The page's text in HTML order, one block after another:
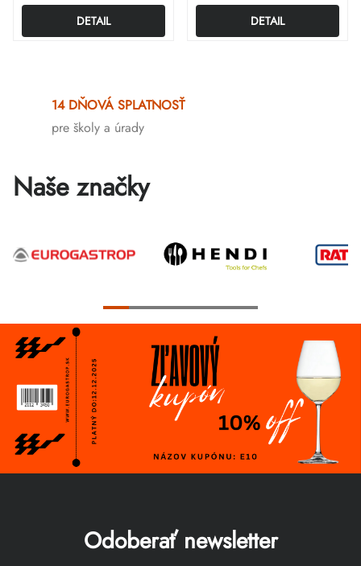
DETAIL DETAIL
prvky
14 DŇOVÁ SPLATNOSŤ
pre školy a úrady
Naše značky
Odoberať newsletter